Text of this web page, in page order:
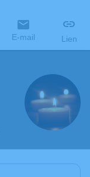
E-mail Lien